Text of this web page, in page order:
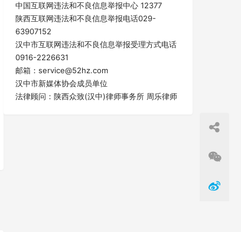
中国互联网违法和不良信息举报中心 12377
陕西互联网违法和不良信息举报电话029-
63907152
汉中市互联网违法和不良信息举报受理方式电话
0916-2226631
邮箱：service@52hz.com
汉中市新媒体协会成员单位
法律顾问：陕西众致(汉中)律师事务所 周乐律师